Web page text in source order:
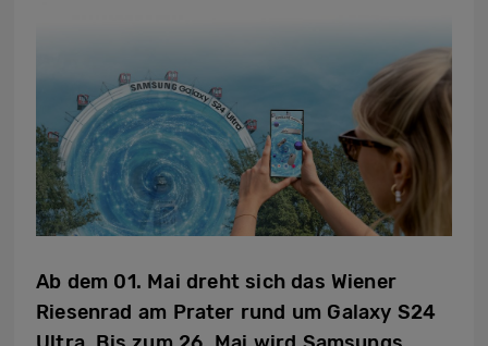
Ab dem 01. Mai dreht sich das Wiener
Riesenrad am Prater rund um Galaxy S24